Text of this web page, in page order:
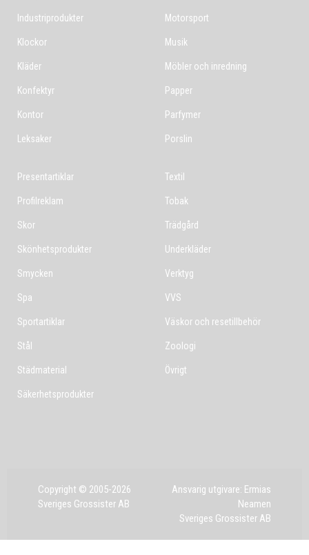
Industriprodukter
Klockor
Kläder
Konfektyr
Kontor
Leksaker
Motorsport
Musik
Möbler och inredning
Papper
Parfymer
Porslin
Presentartiklar
Profilreklam
Skor
Skönhetsprodukter
Smycken
Spa
Sportartiklar
Stål
Städmaterial
Säkerhetsprodukter
Textil
Tobak
Trädgård
Underkläder
Verktyg
VVS
Väskor och resetillbehör
Zoologi
Övrigt
Copyright © 2005-2026
Sveriges Grossister AB
Ansvarig utgivare: Ermias
Neamen
Sveriges Grossister AB